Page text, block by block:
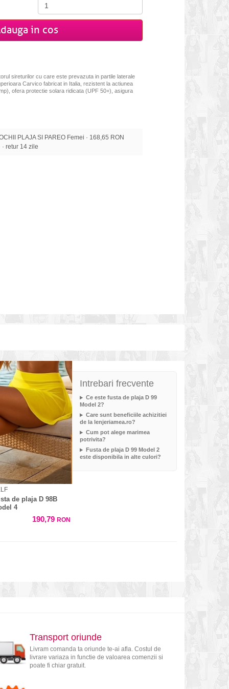
in cos
sireturilor cu care este prevazuta in partile laterale
Carvico fabricat in Italia, rezistent la actiunea
ofera protectie solara ridicata (UPF 50+), asigura
PLAJA SI PAREO Femei · 168,65 RON
· retur 14 zile
de plaja D 98B
4
190,79 RON
Intrebari frecvente
Ce este fusta de plaja D 99
Model 2?
Care sunt beneficiile achizitiei
de la lenjeriamea.ro?
Cum pot alege marimea
potrivita?
Fusta de plaja D 99 Model 2
este disponibila in alte culori?
Transport oriunde
Livram comanda ta oriunde te-ai afla. Costul de
livrare variaza in functie de valoarea comenzii si
poate fi chiar gratuit.